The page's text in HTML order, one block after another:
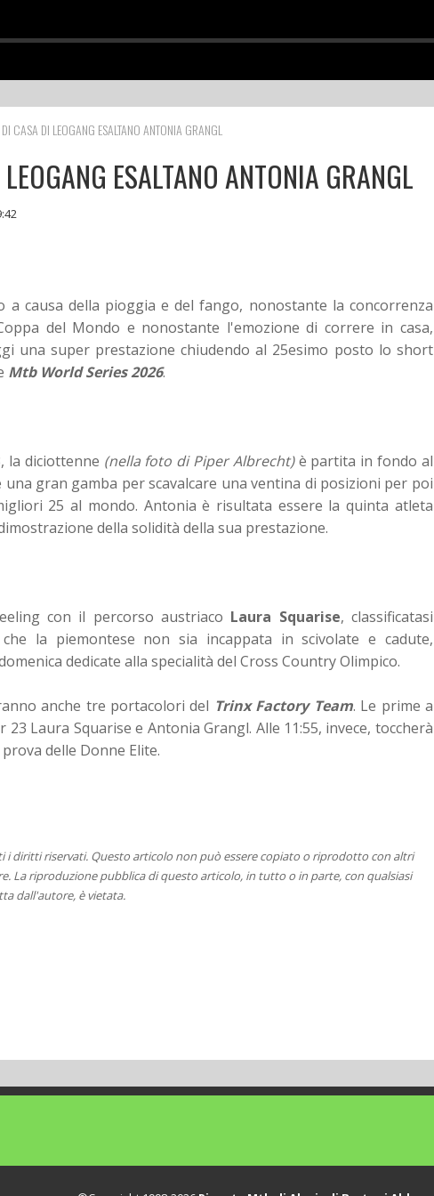
DI CASA DI LEOGANG ESALTANO ANTONIA GRANGL
ESALTANO ANTONIA GRANGL
a causa della pioggia e del fango, nonostante la concorrenza
del Mondo e nonostante l'emozione di correre in casa,
una super prestazione chiudendo al 25esimo posto lo short
Mtb World Series 2026.
la diciottenne (nella foto di Piper Albrecht)è partita in fondo al
gran gamba per scavalcare una ventina di posizioni per poi
25 al mondo. Antonia è risultata essere la quinta atleta
della solidità della sua prestazione.
con il percorso austriaco Laura Squarise, classificatasi
che la piemontese non sia incappata in scivolate e cadute,
dedicate alla specialità del Cross Country Olimpico.
anche tre portacolori del Trinx Factory Team. Le prime a
Laura Squarise e Antonia Grangl. Alle 11:55, invece, toccherà
delle Donne Elite.
i diritti riservati. Questo articolo non può essere copiato o riprodotto con altri
La riproduzione pubblica di questo articolo, in tutto o in parte, con qualsiasi
dall'autore, è vietata.